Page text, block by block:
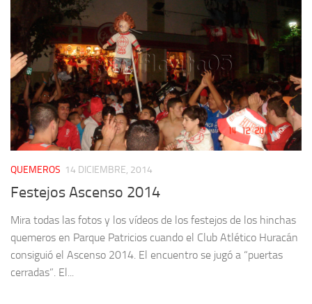
QUEMEROS 14 DICIEMBRE, 2014
Festejos Ascenso 2014
Mira todas las fotos y los vídeos de los festejos de los hinchas
quemeros en Parque Patricios cuando el Club Atlético Huracán
consiguió el Ascenso 2014. El encuentro se jugó a “puertas
cerradas”. El...